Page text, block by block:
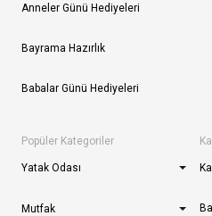
Anneler Günü Hediyeleri
Bayrama Hazırlık
Babalar Günü Hediyeleri
Popüler Kategoriler
Yatak Odası
Mutfak